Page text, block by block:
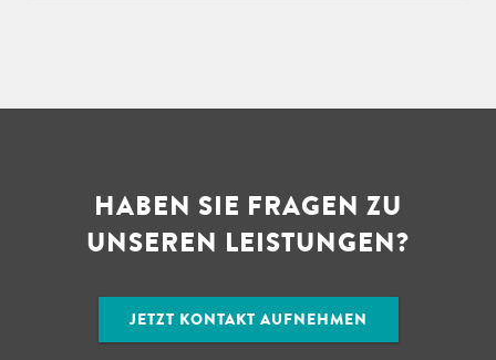
HABEN SIE FRAGEN ZU
UNSEREN LEISTUNGEN?
JETZT KONTAKT AUFNEHMEN